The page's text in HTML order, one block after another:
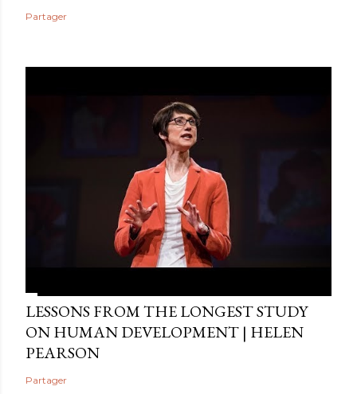
Partager
LESSONS FROM THE LONGEST STUDY
ON HUMAN DEVELOPMENT | HELEN
PEARSON
Partager